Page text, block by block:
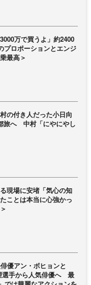
万で買うよ」約2400
プロポーションとエンジ
最高＞
の付き人だった小日向
旅へ 中村「にやにやし
現場に安堵「気心の知
ことは本当に心強かっ
優アン・ボヒョンと
選手から人気俳優へ 最